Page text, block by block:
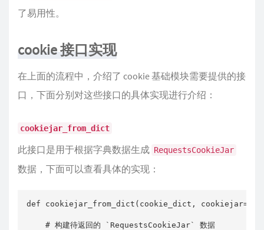
了易用性。
cookie 接口实现
在上面的流程中，介绍了 cookie 基础模块需要提供的接
口，下面分别对这些接口的具体实现进行介绍：
cookiejar_from_dict
此接口是用于根据字典数据生成 RequestsCookieJar
数据，下面可以查看具体的实现：
def cookiejar_from_dict(cookie_dict,
    # 构建待返回的 `RequestsCookieJar` 数据